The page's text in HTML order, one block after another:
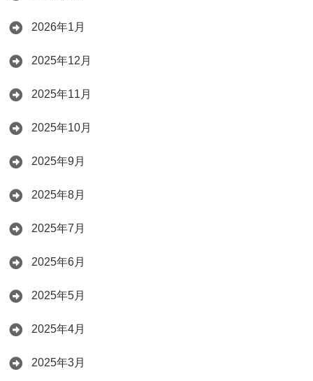
2026年1月
2025年12月
2025年11月
2025年10月
2025年9月
2025年8月
2025年7月
2025年6月
2025年5月
2025年4月
2025年3月